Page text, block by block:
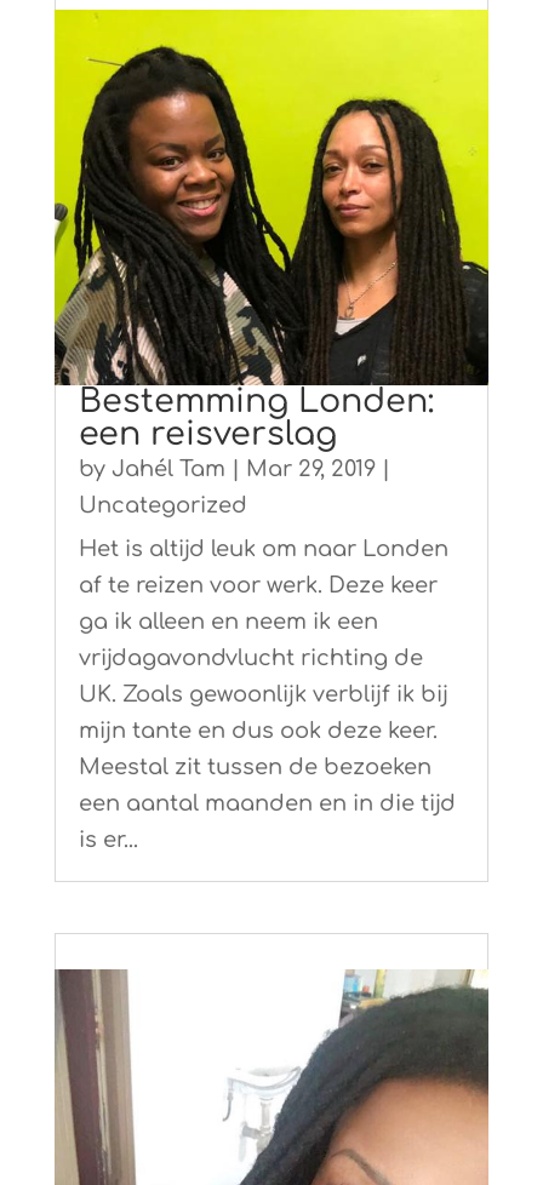
Bestemming Londen:
een reisverslag
by Jahél Tam Mar 29, 2019|
Uncategorized
Het is altijd leuk om naar Londen
af te reizen voor werk. Deze keer
ga ik alleen en neem ik een
vrijdagavondvlucht richting de
UK. Zoals gewoonlijk verblijf ik bij
mijn tante en dus ook deze keer.
Meestal zit tussen de bezoeken
een aantal maanden en in die tijd
is er...